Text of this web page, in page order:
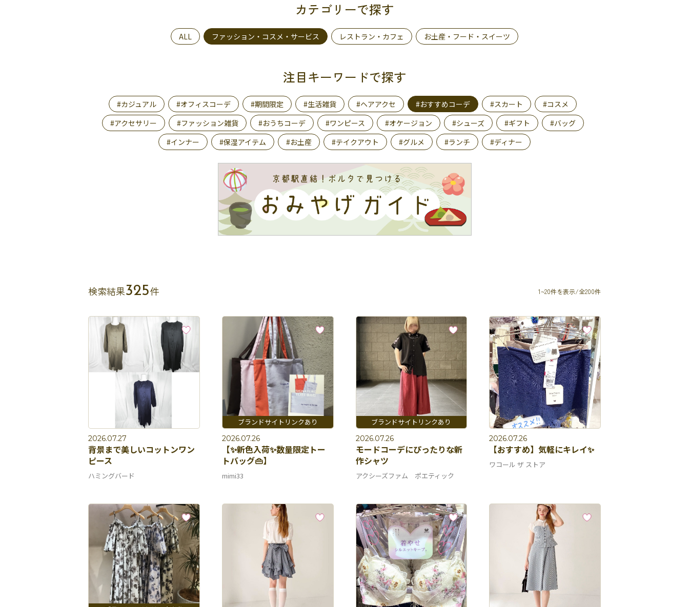
カテゴリーで探す
ALL ファッション・コスメ・サービス レストラン・カフェ お土産・フード・スイーツ
注目キーワードで探す
#カジュアル #オフィスコーデ #期間限定 #生活雑貨 #ヘアアクセ #おすすめコーデ #スカート
#コスメ
#アクセサリー
#ファッション雑貨 #おうちコーデ #ワンピース #オケージョン #シューズ #ギフト
#バッグ
#インナー
#保湿アイテム #お土産 #テイクアウト #グルメ #ランチ #ディナー
検索結果325件 1~20件を表示/全200件
2026.07.27
背景まで美しいコットンワン
ピース
ハミングバード
2026.07.26
【✨新色入荷✨数量限定トー
トバッグ👜】
mimi33
2026.07.26
モードコーデにぴったりな新
作シャツ
アクシーズファム ポエティック
2026.07.26
【おすすめ】気軽にキレイ✨
ワコール ザ ストア